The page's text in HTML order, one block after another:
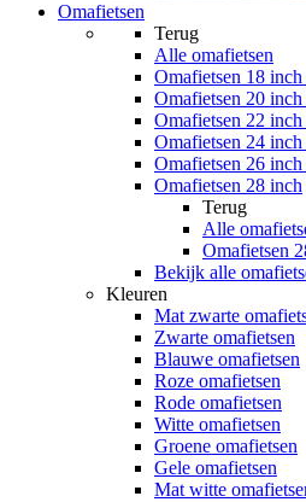
Omafietsen
Terug
Alle omafietsen
Omafietsen 18
Omafietsen 20
Omafietsen 22
Omafietsen 24
Omafietsen 26
Omafietsen 28 inch
Terug
Alle
Omafietsen
Bekijk alle
Kleuren
Mat zwarte
Zwarte omafietsen
Blauwe omafietsen
Roze omafietsen
Rode omafietsen
Witte omafietsen
Groene omafietsen
Gele omafietsen
Mat witte